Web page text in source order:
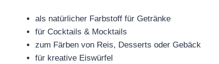
als natürlicher Farbstoff für Getränke
für Cocktails & Mocktails
zum Färben von Reis, Desserts oder Gebäck
für kreative Eiswürfel